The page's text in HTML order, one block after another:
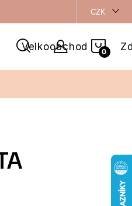
CZK
Velkoobchod